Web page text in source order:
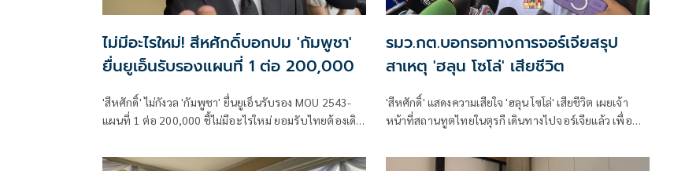
ไม่มีอะไรใหม่! สีหศักดิ์บอกปม 'กัมพูชา'
ยื่นยูเอ็นรับรองแผนที่ 1 ต่อ 200,000
'สีหศักดิ์' ไม่กังวล 'กัมพูชา' ยื่นยูเอ็นรับรอง MOU 2543-
แผนที่ 1 ต่อ 200,000​ ชี้ไม่มีอะไรใหม่ ยอมรับไทยต้องเดิน
กรรมการสิทธิฯระวังตกเป็นเครื่องมือเขมร​
รมว.กต.บอกรอทางการจอร์เจียสรุป
สาเหตุ 'ฮลุน โซโล่' เสียชีวิต
'สีหศักดิ์' แสดงความเสียใจ 'ฮลุน โซโล่' เสียชีวิต เผยเจ้า
หน้าที่สถานทูตไทยในตุรกี เดินทางไปจอร์เจียแล้ว เพื่อ